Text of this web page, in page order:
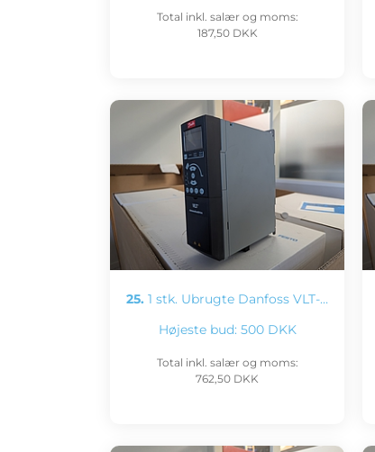
Total inkl. salær og moms:
187,50 DKK
25. 1 stk. Ubrugte Danfoss VLT-…
Højeste bud: 500 DKK
Total inkl. salær og moms:
762,50 DKK